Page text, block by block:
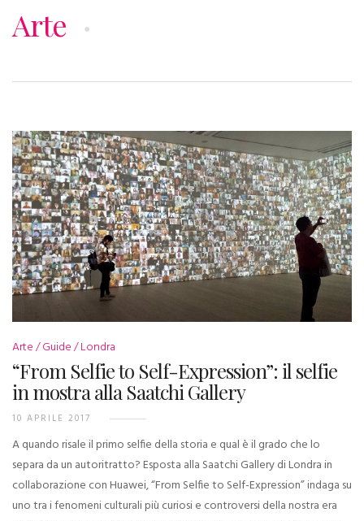
Arte
Arte Guide Londra
“From Selfie to Self-Expression”: il selfie
in mostra alla Saatchi Gallery
10 APRILE 2017
A quando risale il primo selfie della storia e qual è il grado che lo
separa da un autoritratto? Esposta alla Saatchi Gallery di Londra in
collaborazione con Huawei, “From Selfie to Self-Expression” indaga su
uno tra i fenomeni culturali più curiosi e controversi della nostra era